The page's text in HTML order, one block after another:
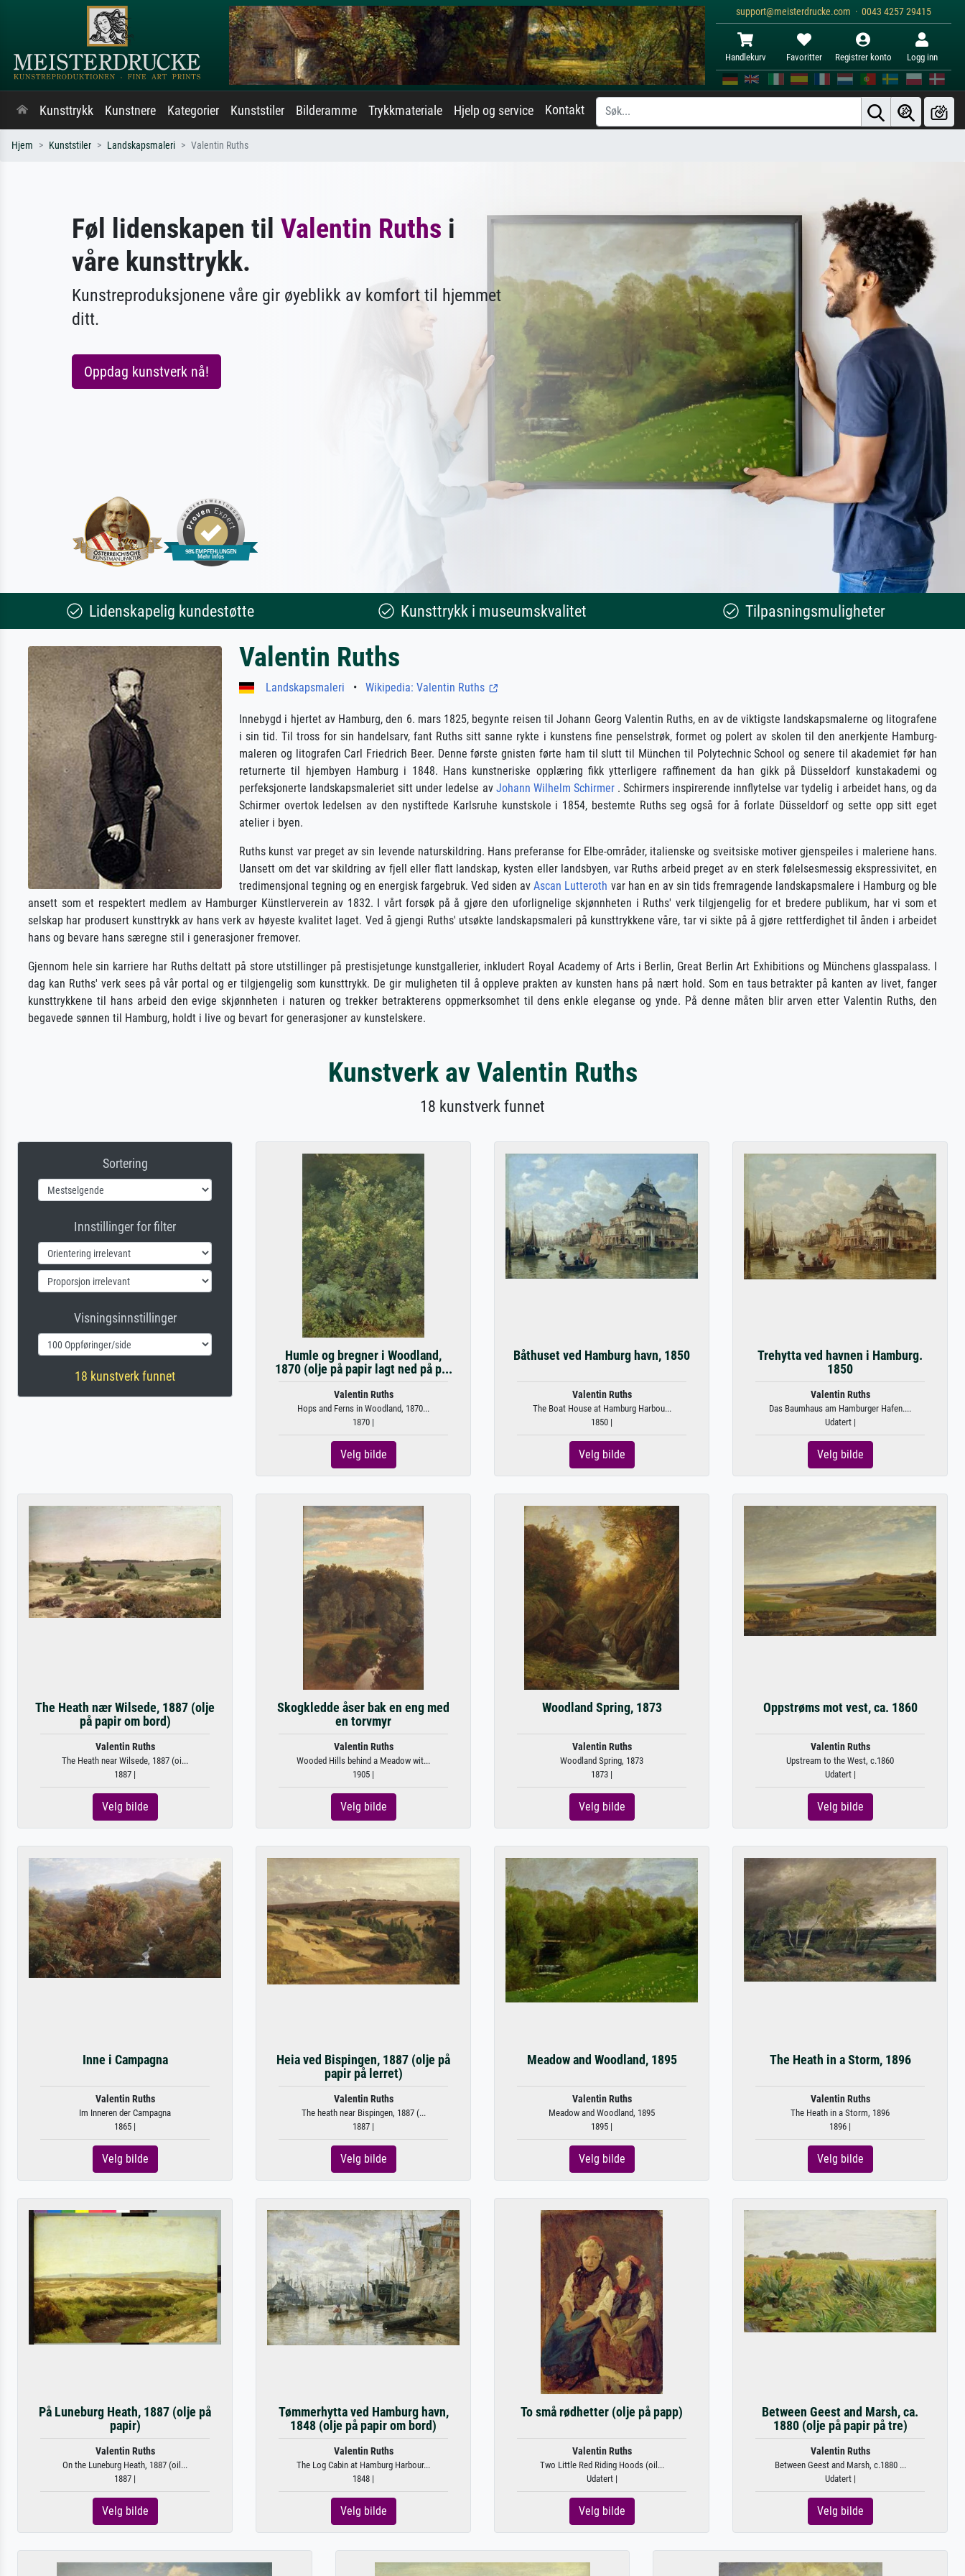
support@meisterdrucke.com · 0043 4257 29415
Handlekurv Favoritter Registrer konto Logg inn
Kunsttrykk Kunstnere Kategorier Kunststiler Bilderamme Trykkmateriale Hjelp og service Kontakt
Hjem Kunststiler Landskapsmaleri Valentin Ruths
Føl lidenskapen til Valentin Ruths i
våre kunsttrykk.
Kunstreproduksjonene våre gir øyeblikk av komfort til hjemmet
ditt.
Oppdag kunstverk nå!
Lidenskapelig kundestøtte Kunsttrykk i museumskvalitet Tilpasningsmuligheter
Valentin Ruths
Landskapsmaleri •Wikipedia: Valentin Ruths
Innebygd i hjertet av Hamburg, den 6. mars 1825, begynte reisen til Johann Georg Valentin Ruths, en av de viktigste landskapsmalerne og litografene
i sin tid. Til tross for sin handelsarv, fant Ruths sitt sanne rykte i kunstens fine penselstrøk, formet og polert av skolen til den anerkjente Hamburg-
maleren og litografen Carl Friedrich Beer. Denne første gnisten førte ham til slutt til München til Polytechnic School og senere til akademiet før han
returnerte til hjembyen Hamburg i 1848. Hans kunstneriske opplæring fikk ytterligere raffinement da han gikk på Düsseldorf kunstakademi og
perfeksjonerte landskapsmaleriet sitt under ledelse av Johann Wilhelm Schirmer. Schirmers inspirerende innflytelse var tydelig i arbeidet hans, og da
Schirmer overtok ledelsen av den nystiftede Karlsruhe kunstskole i 1854, bestemte Ruths seg også for å forlate Düsseldorf og sette opp sitt eget
atelier i byen.
Ruths kunst var preget av sin levende naturskildring. Hans preferanse for Elbe-områder, italienske og sveitsiske motiver gjenspeiles i maleriene hans.
Uansett om det var skildring av fjell eller flatt landskap, kysten eller landsbyen, var Ruths arbeid preget av en sterk følelsesmessig ekspressivitet, en
tredimensjonal tegning og en energisk fargebruk. Ved siden avAscan Lutteroth var han en av sin tids fremragende landskapsmalere i Hamburg og ble
ansett som et respektert medlem av Hamburger Künstlerverein av 1832. I vårt forsøk på å gjøre den uforlignelige skjønnheten i Ruths' verk tilgjengelig for et bredere publikum, har vi som et
selskap har produsert kunsttrykk av hans verk av høyeste kvalitet laget. Ved å gjengi Ruths' utsøkte landskapsmaleri på kunsttrykkene våre, tar vi sikte på å gjøre rettferdighet til ånden i arbeidet
hans og bevare hans særegne stil i generasjoner fremover.
Gjennom hele sin karriere har Ruths deltatt på store utstillinger på prestisjetunge kunstgallerier, inkludert Royal Academy of Arts i Berlin, Great Berlin Art Exhibitions og Münchens glasspalass. I
dag kan Ruths' verk sees på vår portal og er tilgjengelig som kunsttrykk. De gir muligheten til å oppleve prakten av kunsten hans på nært hold. Som en taus betrakter på kanten av livet, fanger
kunsttrykkene til hans arbeid den evige skjønnheten i naturen og trekker betrakterens oppmerksomhet til dens enkle eleganse og ynde. På denne måten blir arven etter Valentin Ruths, den
begavede sønnen til Hamburg, holdt i live og bevart for generasjoner av kunstelskere.
Kunstverk av Valentin Ruths
18 kunstverk funnet
Sortering
Innstillinger for filter
Visningsinnstillinger
18 kunstverk funnet
Humle og bregner i Woodland,
1870 (olje på papir lagt ned på p...
Valentin Ruths
Hops and Ferns in Woodland, 1870...
1870 |
Velg bilde
Båthuset ved Hamburg havn, 1850
Valentin Ruths
The Boat House at Hamburg Harbou...
1850 |
Velg bilde
Trehytta ved havnen i Hamburg.
1850
Valentin Ruths
Das Baumhaus am Hamburger Hafen....
Udatert |
Velg bilde
The Heath nær Wilsede, 1887 (olje
på papir om bord)
Valentin Ruths
The Heath near Wilsede, 1887 (oi...
1887 |
Velg bilde
Skogkledde åser bak en eng med
en torvmyr
Valentin Ruths
Wooded Hills behind a Meadow wit...
1905 |
Velg bilde
Woodland Spring, 1873
Valentin Ruths
Woodland Spring, 1873
1873 |
Velg bilde
Oppstrøms mot vest, ca. 1860
Valentin Ruths
Upstream to the West, c.1860
Udatert |
Velg bilde
Inne i Campagna
Valentin Ruths
Im Inneren der Campagna
1865 |
Velg bilde
Heia ved Bispingen, 1887 (olje på
papir på lerret)
Valentin Ruths
The heath near Bispingen, 1887 (...
1887 |
Velg bilde
Meadow and Woodland, 1895
Valentin Ruths
Meadow and Woodland, 1895
1895 |
Velg bilde
The Heath in a Storm, 1896
Valentin Ruths
The Heath in a Storm, 1896
1896 |
Velg bilde
På Luneburg Heath, 1887 (olje på
papir)
Valentin Ruths
On the Luneburg Heath, 1887 (oil...
1887 |
Velg bilde
Tømmerhytta ved Hamburg havn,
1848 (olje på papir om bord)
Valentin Ruths
The Log Cabin at Hamburg Harbour...
1848 |
Velg bilde
To små rødhetter (olje på papp)
Valentin Ruths
Two Little Red Riding Hoods (oil...
Udatert |
Velg bilde
Between Geest and Marsh, ca.
1880 (olje på papir på tre)
Valentin Ruths
Between Geest and Marsh, c.1880 ...
Udatert |
Velg bilde